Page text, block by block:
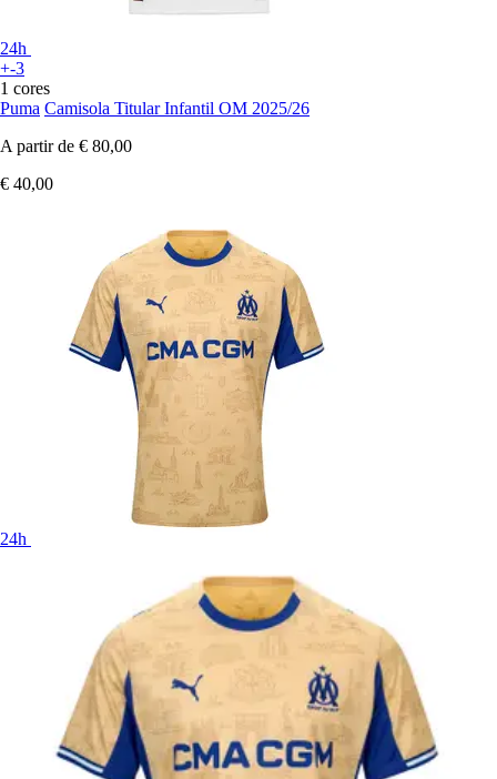
24h
+-3
1 cores
Puma Camisola Titular Infantil OM 2025/26
A partir de € 80,00
€ 40,00
24h